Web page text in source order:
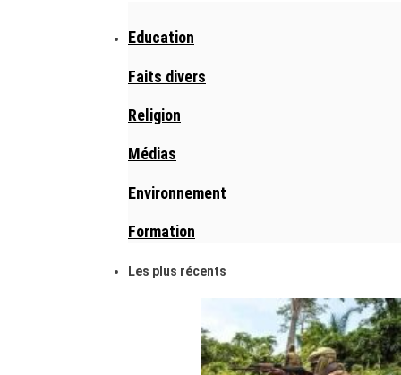
Education
Faits divers
Religion
Médias
Environnement
Formation
Les plus récents